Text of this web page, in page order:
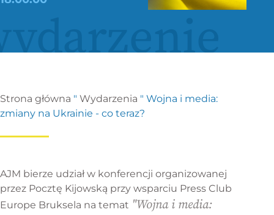
Strona główna " Wydarzenia " Wojna i media:
zmiany na Ukrainie - co teraz?
AJM bierze udział w konferencji organizowanej
przez Pocztę Kijowską przy wsparciu Press Club
Europe Bruksela na temat "Wojna i media: